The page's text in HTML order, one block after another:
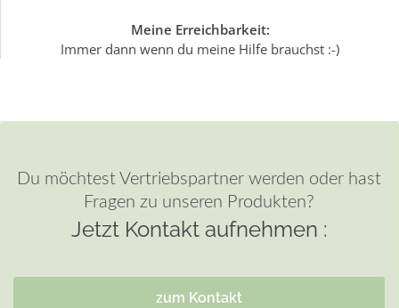
Meine Erreichbarkeit:
Immer dann wenn du meine Hilfe brauchst :-)
Du möchtest Vertriebspartner werden oder hast
Fragen zu unseren Produkten?
Jetzt Kontakt aufnehmen :
zum Kontakt